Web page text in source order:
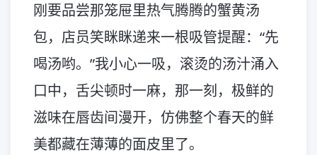
刚要品尝那笼屉里热气腾腾的蟹黄汤
包，店员笑眯眯递来一根吸管提醒：“先
喝汤哟。”我小心一吸，滚烫的汤汁涌入
口中，舌尖顿时一麻，那一刻，极鲜的
滋味在唇齿间漫开，仿佛整个春天的鲜
美都藏在薄薄的面皮里了。